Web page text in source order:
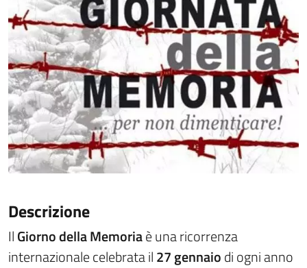
Descrizione
IlGiorno della Memoriaè una ricorrenza
internazionale celebrata il27 gennaiodi ogni anno